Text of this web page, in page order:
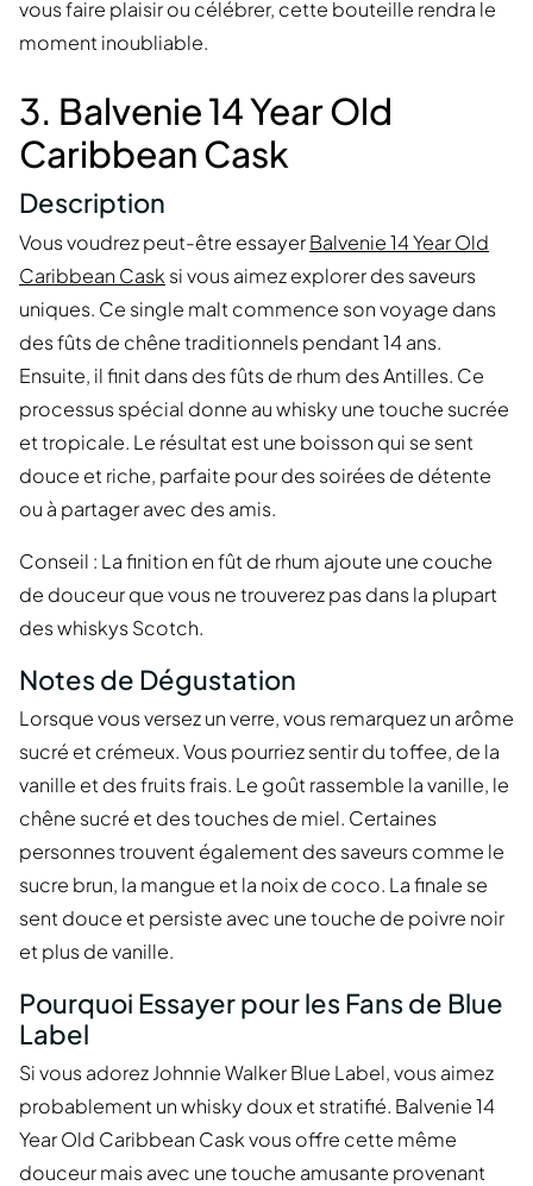
vous faire plaisir ou célébrer, cette bouteille rendra le
moment inoubliable.
3. Balvenie 14 Year Old
Caribbean Cask
Description
Vous voudrez peut-être essayerBalvenie 14 Year Old
Caribbean Cask si vous aimez explorer des saveurs
uniques. Ce single malt commence son voyage dans
des fûts de chêne traditionnels pendant 14 ans.
Ensuite, il finit dans des fûts de rhum des Antilles. Ce
processus spécial donne au whisky une touche sucrée
et tropicale. Le résultat est une boisson qui se sent
douce et riche, parfaite pour des soirées de détente
ou à partager avec des amis.
Conseil : La finition en fût de rhum ajoute une couche
de douceur que vous ne trouverez pas dans la plupart
des whiskys Scotch.
Notes de Dégustation
Lorsque vous versez un verre, vous remarquez un arôme
sucré et crémeux. Vous pourriez sentir du toffee, de la
vanille et des fruits frais. Le goût rassemble la vanille, le
chêne sucré et des touches de miel. Certaines
personnes trouvent également des saveurs comme le
sucre brun, la mangue et la noix de coco. La finale se
sent douce et persiste avec une touche de poivre noir
et plus de vanille.
Pourquoi Essayer pour les Fans de Blue
Label
Si vous adorez Johnnie Walker Blue Label, vous aimez
probablement un whisky doux et stratifié. Balvenie 14
Year Old Caribbean Cask vous offre cette même
douceur mais avec une touche amusante provenant